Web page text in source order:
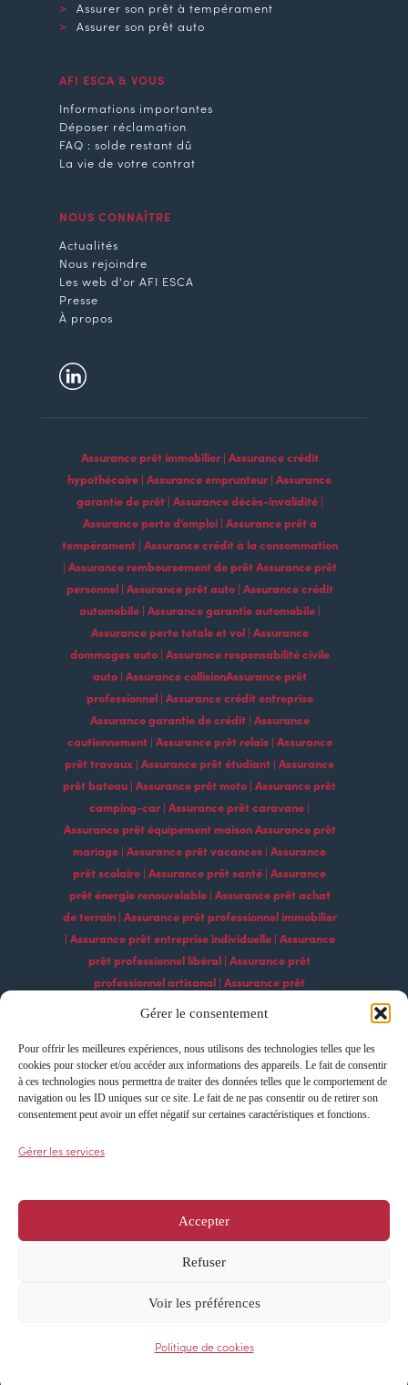
Gérer le consentement
Pour offrir les meilleures expériences, nous utilisons des technologies telles que les
cookies pour stocker et/ou accéder aux informations des appareils. Le fait de consentir
à ces technologies nous permettra de traiter des données telles que le comportement de
navigation ou les ID uniques sur ce site. Le fait de ne pas consentir ou de retirer son
consentement peut avoir un effet négatif sur certaines caractéristiques et fonctions.
Gérer les services
Accepter
Refuser
Voir les préférences
Politique de cookies
Assurer son prêt à tempérament
Assurer son prêt auto
AFI ESCA & VOUS
Informations importantes
Déposer réclamation
FAQ : solde restant dû
La vie de votre contrat
NOUS CONNAÎTRE
Actualités
Nous rejoindre
Les web d'or AFI ESCA
Presse
À propos
Assurance prêt immobilier | Assurance crédit
hypothécaire | Assurance emprunteur | Assurance
garantie de prêt | Assurance décès-invalidité |
Assurance perte d’emploi | Assurance prêt à
tempérament | Assurance crédit à la consommation
| Assurance remboursement de prêt Assurance prêt
personnel | Assurance prêt auto | Assurance crédit
automobile | Assurance garantie automobile |
Assurance perte totale et vol | Assurance
dommages auto | Assurance responsabilité civile
auto | Assurance collisionAssurance prêt
professionnel | Assurance crédit entreprise
Assurance garantie de crédit | Assurance
cautionnement | Assurance prêt relais | Assurance
prêt travaux | Assurance prêt étudiant | Assurance
prêt bateau | Assurance prêt moto | Assurance prêt
camping-car | Assurance prêt caravane |
Assurance prêt équipement maison Assurance prêt
mariage | Assurance prêt vacances | Assurance
prêt scolaire | Assurance prêt santé | Assurance
prêt énergie renouvelable | Assurance prêt achat
de terrain | Assurance prêt professionnel immobilier
| Assurance prêt entreprise individuelle | Assurance
prêt professionnel libéral | Assurance prêt
professionnel artisanal | Assurance prêt
professionnel industriel | Assurance prêt
professionnel construction | Assurance prêt
professionnel services | Assurance prêt
professionnel technologique Assurance prêt
import | Assurance prêt professionnel
croissance | Assurance prêt professionnel
innovation
CookiesConfidentialité
Tous droits réservés – AFI ESCA © 2024